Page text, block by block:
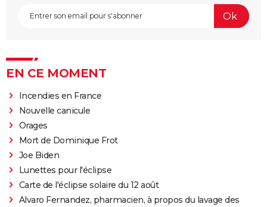
EN CE MOMENT
Incendies en France
Nouvelle canicule
Orages
Mort de Dominique Frot
Joe Biden
Lunettes pour l'éclipse
Carte de l'éclipse solaire du 12 août
Alvaro Fernandez, pharmacien, à propos du lavage des